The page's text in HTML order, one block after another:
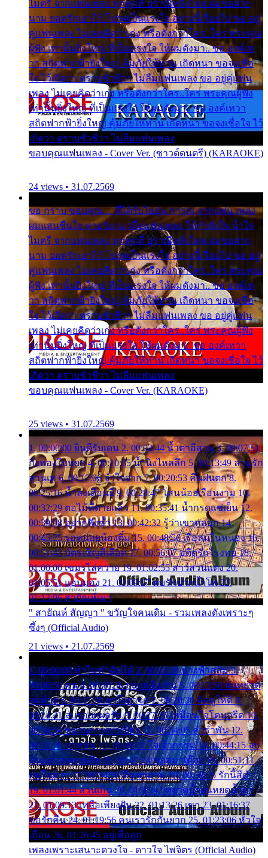
ไมตรี จากแฟนเพลง ทุกทุกที่ ปราณีหลั่งไหล ผมขอฝาก
นาม ยอดรักเอาไว้ โปรดเป็นแรงใจ อย่างนี้เรื่อยไป ขอ อยู่
คู่แฟนเพลง ไม่เคยคิดว่าเก่ง หรือดังกว่าใคร..ใคร พระคุณ
ผู้ฟัง เท่านั้นยิ่งใหญ่ ที่เป็นแรงใจ ให้ผมดังมา.. ขอ องค์เท
วา สถิตฟากฟ้ายิ่งใหญ่ คุ้มภัยให้ท่าน เถิดหนา ขอจงเชื่อ
ใจ ไว้เถิดว่า ตราบชั่วชีวา ไม่ลืมแฟนเพลง ขอ อยู่คู่แฟน
เพลง ไม่เคยคิดว่าเก่ง หรือดังกว่าใคร..ใคร พระคุณผู้ฟัง
เท่านั้นยิ่งใหญ่ ที่เป็นแรงใจ ให้ผมดังมา.. ขอ องค์เทวา
สถิตฟากฟ้ายิ่งใหญ่ คุ้มภัยให้ท่าน เถิดหนา ขอจงเชื่อใจ ไว้
เถิดว่า ตราบชั่วชีวา ไม่ลืมแฟนเพลง
ขอบคุณแฟนเพลง - Cover Ver. (ซาวด์ดนตรี) (KARAOKE)
24 views • 31.07.2569
ขอ กราบ ขอบคุณ.... ที่ได้รับไออุ่น การุณ จากแฟน เพลง
ผมแสนชื่นใจ หายวังเวง เมื่อแฟนเพลง ให้กำลังใจ น้ำใจ
ไมตรี จากแฟนเพลง ทุกทุกที่ ปราณีหลั่งไหล ผมขอฝาก
นาม ยอดรักเอาไว้ โปรดเป็นแรงใจ อย่างนี้เรื่อยไป ขอ อยู่
คู่แฟนเพลง ไม่เคยคิดว่าเก่ง หรือดังกว่าใคร..ใคร พระคุณ
ผู้ฟัง เท่านั้นยิ่งใหญ่ ที่เป็นแรงใจ ให้ผมดังมา.. ขอ องค์เท
วา สถิตฟากฟ้ายิ่งใหญ่ คุ้มภัยให้ท่าน เถิดหนา ขอจงเชื่อ
ใจ ไว้เถิดว่า ตราบชั่วชีวา ไม่ลืมแฟนเพลง ขอ อยู่คู่แฟน
เพลง ไม่เคยคิดว่าเก่ง หรือดังกว่าใคร..ใคร พระคุณผู้ฟัง
เท่านั้นยิ่งใหญ่ ที่เป็นแรงใจ ให้ผมดังมา.. ขอ องค์เทวา
สถิตฟากฟ้ายิ่งใหญ่ คุ้มภัยให้ท่าน เถิดหนา ขอจงเชื่อใจ ไว้
เถิดว่า ตราบชั่วชีวา ไม่ลืมแฟนเพลง
ขอบคุณแฟนเพลง - Cover Ver. (KARAOKE)
25 views • 31.07.2569
1. 00:00:00 ยินดีรับเดน 2. 00:03:44 น้ำตาอีสาน 3. 00:07:51
กิ่งทองใบหยก 4. 00:10:35 น้ำนิ่งไหลลึก 5. 00:13:49 ลานรัก
ลานเท 6. 00:17:06 จำใจจาก 7. 00:20:53 คืนฝนตก 8.
00:25:16 น้ำลงเดือนยี่ 9. 00:28:47 โสนน้อยเรือนงาม 10.
00:32:29 ตอไม้ที่ตายแล้ว 11. 00:35:41 น้ำกรดแช่เย็น 12.
00:39:08 อยากฟังซ้ำ 13. 00:42:32 รู้ว่าเขาหลอก 14.
00:45:25 รอหน่อยน้องติ๋ม 15. 00:48:56 เรือล่มในหนอง 16.
00:51:43 บัตรเชิญสีเลือด 17. 00:56:07 อดีตรักโรงทอ 18.
01:00:00 เขมรไล่ควาย 19. 01:02:55 สาวสวนแตง 20.
01:05:51 แอบมอง 21. 01:09:27 พบรักปากน้ำโพ 22.
01:13:06 สายัณห์เมา
" สายัณห์ สัญญา " ขวัญใจคนเดิม - รวมเพลงดังเพราะๆ
ซึ้งๆ (Official Audio)
21 views • 21.07.2569
1. 00:00:00 ทำไมทำฉันได้ 2. 00:03:20 นางฟ้าสลัม 3.
00:06:50 คน 4. 00:10:36 บุญเหลือเกิน 5. 00:13:58 ฝนหยาด
สุดท้าย 6. 00:17:30 ยาใจยาจก 7. 00:20:30 คิดดูให้ดี 8.
00:24:21 ลบรอยแผลรัก 9. 00:27:35 เหมือนใจโดนกรีด 10.
00:30:54 ขบวนการเปาเปียว 11. 00:34:05 คำรำพัน 12.
00:37:20 ปาหนัน 13. 00:40:37 ใจเจ้ากรรม 14. 00:44:15 จูบ
ฉันแล้วจงตายเสีย 15. 00:47:24 ขอสูมาเต๊อะ 16. 00:51:11
คนใจมาร 17. 00:54:50 คืนทรมาน 18. 00:58:25 รักนี้สีดำ
19. 01:01:44 ส่วนเกิน 20. 01:05:42 หยาดน้ำฝนหยดน้ำตา
21. 01:09:13 เหลือเพียงฝัน 22. 01:13:26 เขา 23. 01:16:37
ขอรักคืน 24. 01:19:56 คนเรารักกันยาก 25. 01:23:06 หัวใจ
เถื่อน 26. 01:26:45 อยู่เพื่อลูก
เพลงเพราะเสนาะดวงใจ - ดาวใจ ไพจิตร (Official Audio)